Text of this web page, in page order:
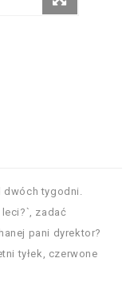
dwóch tygodni.
zadać
pani dyrektor?
tyłek, czerwone